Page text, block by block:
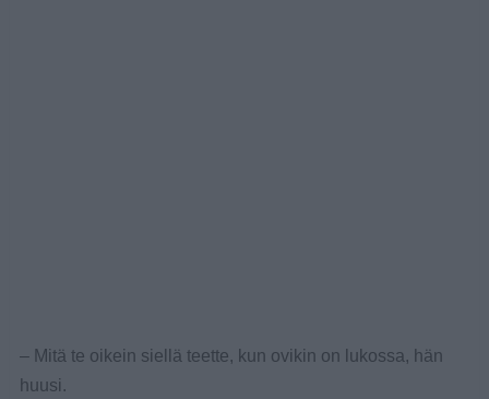
– Mitä te oikein siellä teette, kun ovikin on lukossa, hän
huusi.